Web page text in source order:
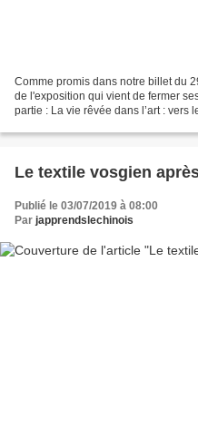
Comme promis dans notre billet du
de l'exposition qui vient de fermer
partie : La vie rêvée dans l’art : vers
Le textile vosgien
Publié le 03/07/2019 à 08:00
Par japprendslechinois